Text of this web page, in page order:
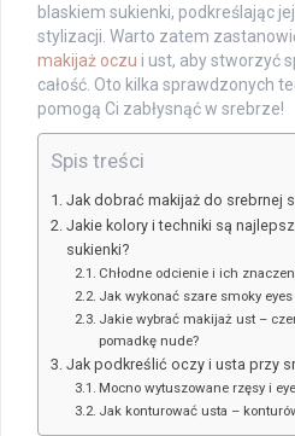
blaskiem sukienki, podkreślając
stylizacji. Warto zatem
makijaż oczu i ust, aby stworzyć
całość. Oto kilka sprawdzonych
pomogą Ci zabłysnąć w srebrze!
Spis treści
Jak dobrać makijaż do srebrnej
Jakie kolory i techniki są
sukienki?
Chłodne odcienie i ich
Jak wykonać szare smoky
Jakie wybrać makijaż ust –
pomadkę nude?
Jak podkreślić oczy i usta przy
Mocno wytuszowane rzęsy i
Jak konturować usta –